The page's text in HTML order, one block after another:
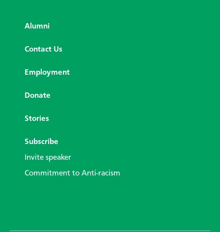
Alumni
Contact Us
Employment
Donate
Stories
Subscribe
Invite speaker
Commitment to Anti-racism